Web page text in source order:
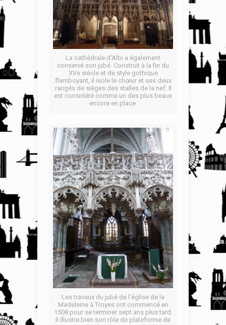
La cathédrale d’Albi a également
conservé son jubé. Construit à la fin du
XVe siècle et de style gothique
flamboyant, il isole le chœur et ses deux
rangés de sièges des stalles de la nef. Il
est considéré comme un des plus beaux
encore en place.
Les travaux du jubé de l’église de la
Madeleine à Troyes ont commencé en
1508 pour se terminer sept ans plus tard.
Il illustre bien son rôle de plateforme de